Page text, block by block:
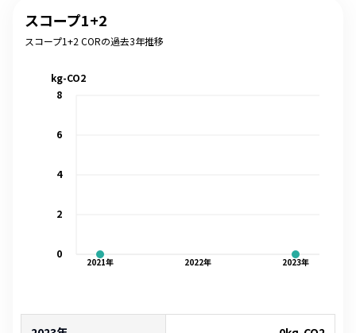
スコープ1+2
スコープ1+2 CORの過去3年推移
2021年 2022年 2023年
0
2
4
6
8
kg-CO2